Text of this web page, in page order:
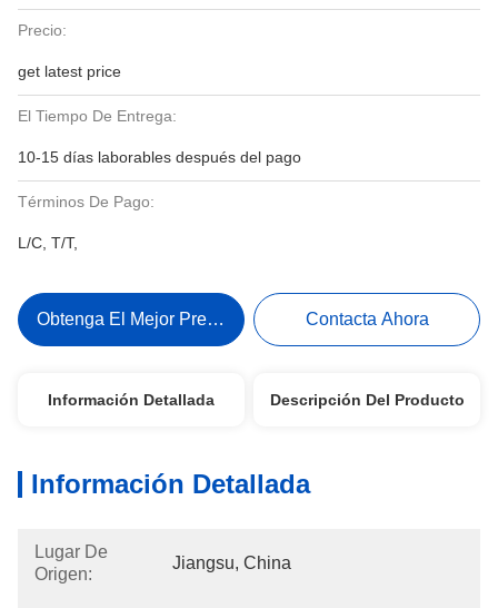
Precio:
get latest price
El Tiempo De Entrega:
10-15 días laborables después del pago
Términos De Pago:
L/C, T/T,
Obtenga El Mejor Precio Contacta Ahora
Información Detallada Descripción Del Producto
Información Detallada
Lugar De
Origen:
Jiangsu, China